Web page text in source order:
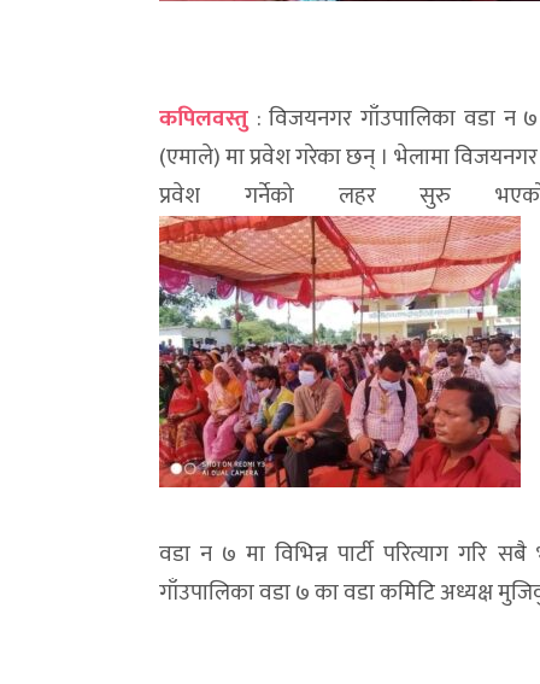
कपिलवस्तु : विजयनगर गाँउपालिका वडा
(एमाले) मा प्रवेश गरेका छन् । भेलामा विजयनगर
प्रवेश गर्नेको लहर सुरु
वडा न ७ मा विभिन्न पार्टी परित्याग
गाँउपालिका वडा ७ का वडा कमिटि अध्यक्ष